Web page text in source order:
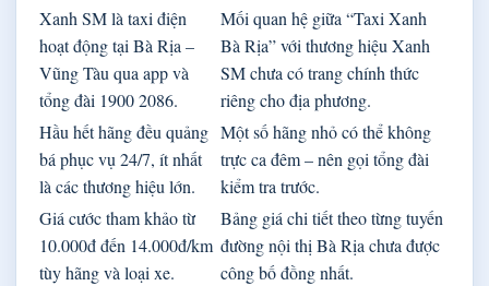
Xanh SM là taxi điện
hoạt động tại Bà Rịa –
Vũng Tàu qua app và
tổng đài 1900 2086.
Mối quan hệ giữa “Taxi Xanh
Bà Rịa” với thương hiệu Xanh
SM chưa có trang chính thức
riêng cho địa phương.
Hầu hết hãng đều quảng
bá phục vụ 24/7, ít nhất
là các thương hiệu lớn.
Một số hãng nhỏ có thể không
trực ca đêm – nên gọi tổng đài
kiểm tra trước.
Giá cước tham khảo từ
10.000đ đến 14.000đ/km
tùy hãng và loại xe.
Bảng giá chi tiết theo từng tuyến
đường nội thị Bà Rịa chưa được
công bố đồng nhất.